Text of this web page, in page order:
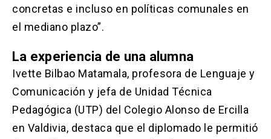
concretas e incluso en políticas comunales en
el mediano plazo”.
La experiencia de una alumna
Ivette Bilbao Matamala, profesora de Lenguaje y
Comunicación y jefa de Unidad Técnica
Pedagógica (UTP) del Colegio Alonso de Ercilla
en Valdivia, destaca que el diplomado le permitió